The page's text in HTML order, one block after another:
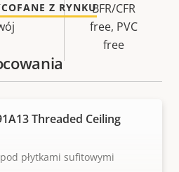
BFR/CFR
free, PVC
free
Z RYNKU
Threaded Ceiling
płytkami sufitowymi